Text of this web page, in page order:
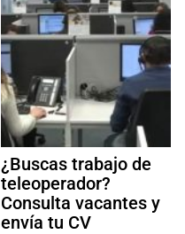
¿Buscas trabajo de
teleoperador?
Consulta vacantes y
envía tu CV